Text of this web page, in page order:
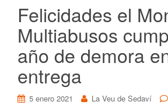
Felicidades el
Multiabusos
año de demora
entrega
5 enero 2021 La Veu de Sedaví